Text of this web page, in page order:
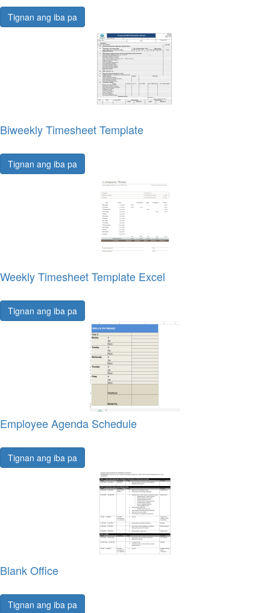
Tignan ang iba pa
Biweekly Timesheet Template
Tignan ang iba pa
Weekly Timesheet Template Excel
Tignan ang iba pa
Employee Agenda Schedule
Tignan ang iba pa
Blank Office
Tignan ang iba pa